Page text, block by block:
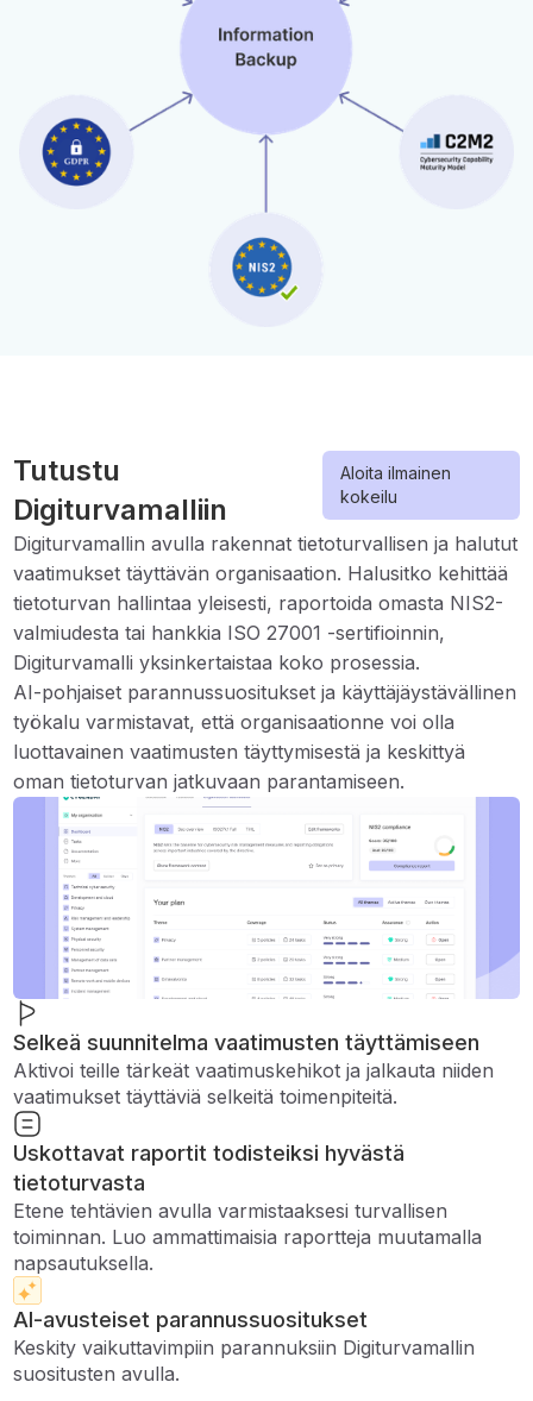
Tutustu
Digiturvamalliin
Aloita ilmainen
kokeilu
Digiturvamallin avulla rakennat tietoturvallisen ja halutut
vaatimukset täyttävän organisaation. Halusitko kehittää
tietoturvan hallintaa yleisesti, raportoida omasta NIS2-
valmiudesta tai hankkia ISO 27001 -sertifioinnin,
Digiturvamalli yksinkertaistaa koko prosessia.
AI-pohjaiset parannussuositukset ja käyttäjäystävällinen
työkalu varmistavat, että organisaationne voi olla
luottavainen vaatimusten täyttymisestä ja keskittyä
oman tietoturvan jatkuvaan parantamiseen.
Selkeä suunnitelma vaatimusten täyttämiseen
Aktivoi teille tärkeät vaatimuskehikot ja jalkauta niiden
vaatimukset täyttäviä selkeitä toimenpiteitä.
Uskottavat raportit todisteiksi hyvästä
tietoturvasta
Etene tehtävien avulla varmistaaksesi turvallisen
toiminnan. Luo ammattimaisia ​​raportteja muutamalla
napsautuksella.
AI-avusteiset parannussuositukset
Keskity vaikuttavimpiin parannuksiin Digiturvamallin
suositusten avulla.